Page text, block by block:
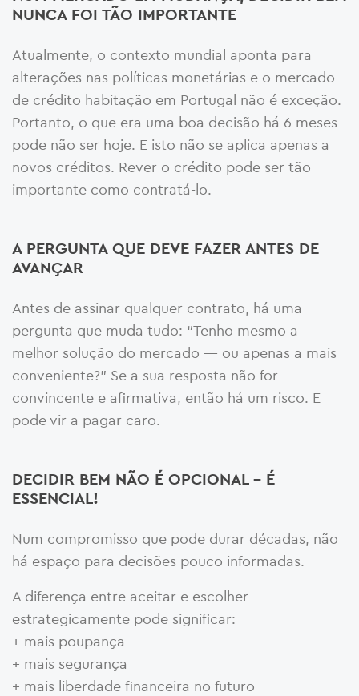
NUNCA FOI TÃO IMPORTANTE
Atualmente, o contexto mundial aponta para
alterações nas políticas monetárias e o mercado
de crédito habitação em Portugal não é exceção.
Portanto, o que era uma boa decisão há 6 meses
pode não ser hoje. E isto não se aplica apenas a
novos créditos. Rever o crédito pode ser tão
importante como contratá-lo.
A PERGUNTA QUE DEVE FAZER ANTES DE
AVANÇAR
Antes de assinar qualquer contrato, há uma
pergunta que muda tudo: “Tenho mesmo a
melhor solução do mercado — ou apenas a mais
conveniente?” Se a sua resposta não for
convincente e afirmativa, então há um risco. E
pode vir a pagar caro.
DECIDIR BEM NÃO É OPCIONAL – É
ESSENCIAL!
Num compromisso que pode durar décadas, não
há espaço para decisões pouco informadas.
A diferença entre aceitar e escolher
estrategicamente pode significar:
+ mais poupança
+ mais segurança
+ mais liberdade financeira no futuro